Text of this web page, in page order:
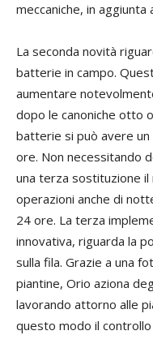
meccaniche, in aggiunta
La seconda novità
batterie in campo.
aumentare
dopo le canoniche otto
batterie si può avere
ore. Non necessitando
una terza sostituzione
operazioni anche di
24 ore. La terza
innovativa, riguarda la
sulla fila. Grazie a una
piantine, Orio aziona
lavorando attorno alle
questo modo il